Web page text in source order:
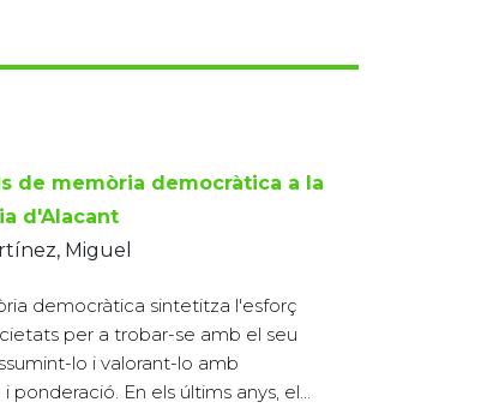
de memòria democràtica a la
d'Alacant
Miguel
democràtica sintetitza l'esforç
per a trobar-se amb el seu
lo i valorant-lo amb
ponderació. En els últims anys, el...